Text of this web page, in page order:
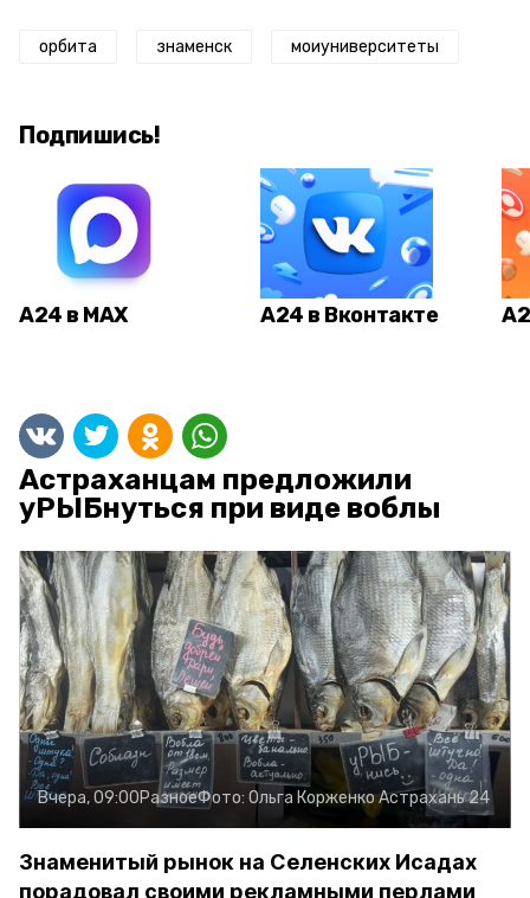
орбита знаменск моиуниверситеты
Подпишись!
А24 в MAX А24 в Вконтакте
Астраханцам предложили
уРЫБнуться при виде воблы
Вчера, 09:00РазноеФото: Ольга КорженкоАстрахань 24
Знаменитый рынок на Селенских Исадах
порадовал своими рекламными перлами